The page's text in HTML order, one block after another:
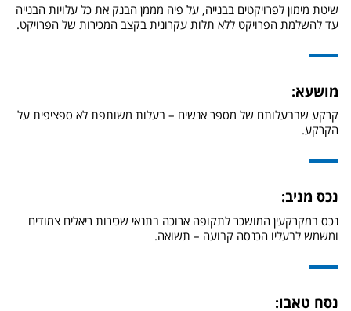
שיטת מימון לפרויקטים בבנייה, על פיה מממן הבנק את כל עלויות הבנייה
עד להשלמת הפרויקט ללא תלות עקרונית בקצב המכירות של הפרויקט.
מושעא:
קרקע שבבעלותם של מספר אנשים – בעלות משותפת לא ספציפית על
הקרקע.
נכס מניב:
נכס במקרקעין המושכר לתקופה ארוכה בתנאי שכירות ריאלים צמודים
ומשמש לבעליו הכנסה קבועה – תשואה.
נסח טאבו: